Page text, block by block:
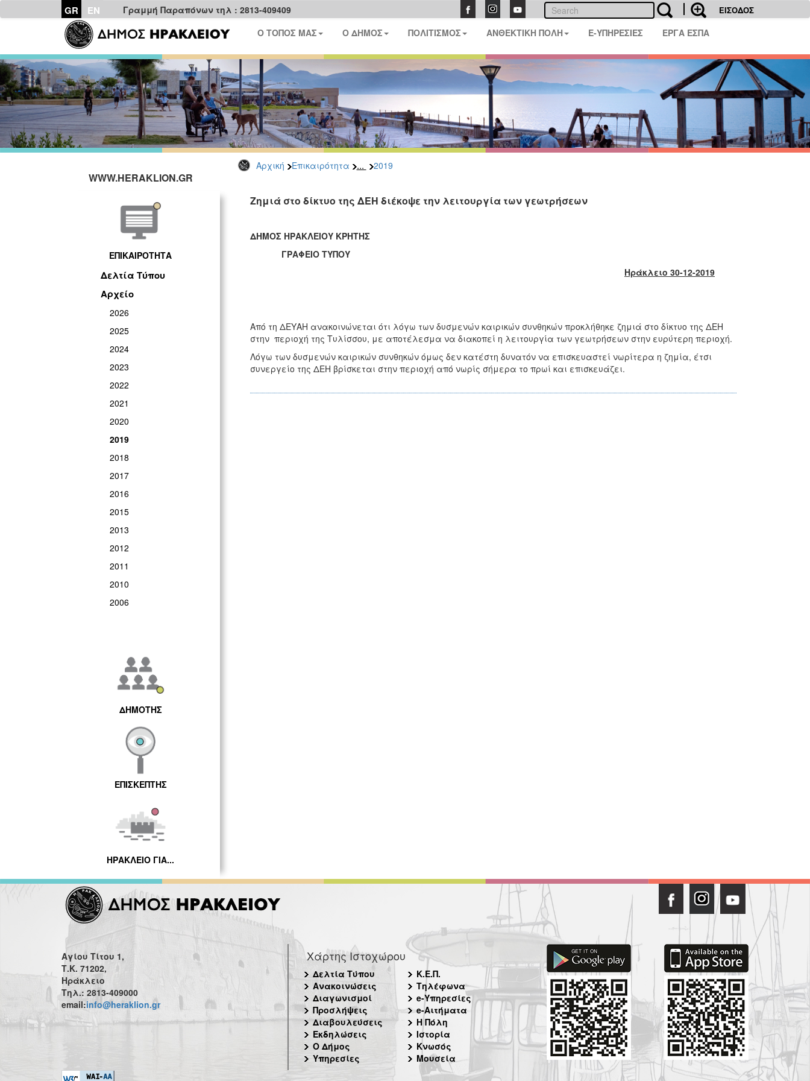
GR EN Γραμμή Παραπόνων τηλ : 2813-409409 ΕΙΣΟΔΟΣ
Ο ΤΟΠΟΣ ΜΑΣ Ο ΔΗΜΟΣ ΠΟΛΙΤΙΣΜΟΣ ΑΝΘΕΚΤΙΚΗ ΠΟΛΗ E-ΥΠΗΡΕΣΙΕΣ ΕΡΓΑ ΕΣΠΑ
Αρχική Επικαιρότητα ... 2019
WWW.HERAKLION.GR
ΕΠΙΚΑΙΡΟΤΗΤΑ
Δελτία Τύπου
Αρχείο
2026
2025
2024
2023
2022
2021
2020
2019
2018
2017
2016
2015
2013
2012
2011
2010
2006
ΔΗΜΟΤΗΣ
ΕΠΙΣΚΕΠΤΗΣ
ΗΡΑΚΛΕΙΟ ΓΙΑ...
Ζημιά στο δίκτυο της ΔΕΗ διέκοψε την λειτουργία των γεωτρήσεων
ΔΗΜΟΣ ΗΡΑΚΛΕΙΟΥ ΚΡΗΤΗΣ
ΓΡΑΦΕΙΟ ΤΥΠΟΥ
Ηράκλειο 30-12-2019
Από τη ΔΕΥΑΗ ανακοινώνεται ότι λόγω των δυσμενών καιρικών συνθηκών προκλήθηκε ζημιά στο δίκτυο της ΔΕΗ
στην περιοχή της Τυλίσσου, με αποτέλεσμα να διακοπεί η λειτουργία των γεωτρήσεων στην ευρύτερη περιοχή.
Λόγω των δυσμενών καιρικών συνθηκών όμως δεν κατέστη δυνατόν να επισκευαστεί νωρίτερα η ζημία, έτσι
συνεργείο της ΔΕΗ βρίσκεται στην περιοχή από νωρίς σήμερα το πρωί και επισκευάζει.
Αγίου Τίτου 1,
Τ.Κ. 71202,
Ηράκλειο
Τηλ.: 2813-409000
email:info@heraklion.gr
Χάρτης Ιστοχώρου
Δελτία Τύπου
Ανακοινώσεις
Διαγωνισμοί
Προσλήψεις
Διαβουλεύσεις
Εκδηλώσεις
Ο Δήμος
Υπηρεσίες
Κ.Ε.Π.
Τηλέφωνα
e-Υπηρεσίες
e-Αιτήματα
Η Πόλη
Ιστορία
Κνωσός
Μουσεία